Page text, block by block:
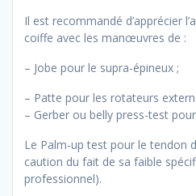
Il est recommandé d’apprécier
coiffe avec les manœuvres de :
– Jobe pour le supra-épineux ;
– Patte pour les rotateurs
– Gerber ou belly press-test
Le Palm-up test pour le tendon
caution du fait de sa faible
professionnel).